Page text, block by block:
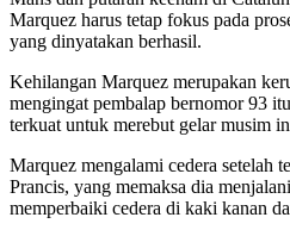
Marquez harus tetap fokus pada
yang dinyatakan berhasil.
Kehilangan Marquez merupakan
mengingat pembalap bernomor 93
terkuat untuk merebut gelar musim
Marquez mengalami cedera setelah
Prancis, yang memaksa dia
memperbaiki cedera di kaki kanan